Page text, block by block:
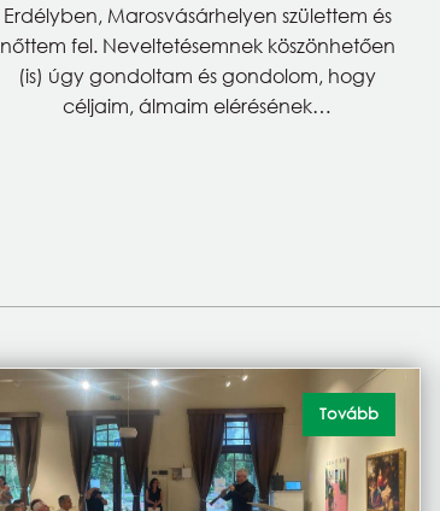
Erdélyben, Marosvásárhelyen születtem és
nőttem fel. Neveltetésemnek köszönhetően
(is) úgy gondoltam és gondolom, hogy
céljaim, álmaim elérésének…
Tovább